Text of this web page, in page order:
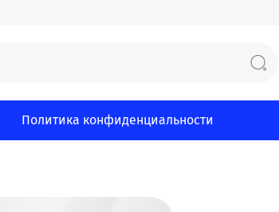
Политика конфиденциальности